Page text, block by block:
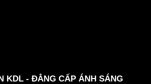
KDL - ĐẲNG CẤP ÁNH SÁNG